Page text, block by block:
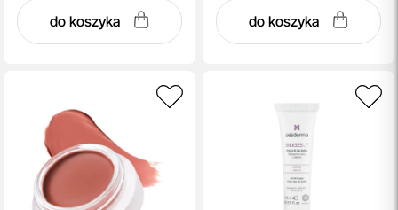
do koszyka do koszyka